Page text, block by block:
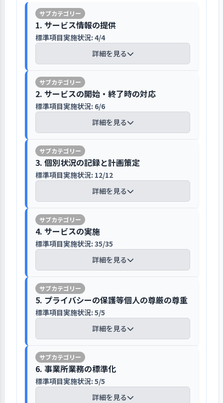
直し等を今年度の目標としている。
職員の意見を尊重し職員主体の運営を心
園内の重要事項の検討は主任・副主任
が各現場の意見を集約し、運営者層会
議で合議・決定し、職員会議で周知・
徹底される。運営層会議は理事長、園
長、主任、副主任で行い最重要事項を
決定している。職員会議は全常勤職員
の参加で行われ情報共有が主たる目的
である。各会議の時間短縮のため会議
書類を見直し口頭の補足説明を省略
し、会議時間の圧縮を図り、職員の負
担軽減を図っている。今後の課題とし
られる。
1. 事業所が目指していることの実現に向け
標準項目実施状況: 7/7
詳細を見る
1. 事業所が目指していること（理念・ビジ
ョン、基本方針など）を周知している
給食会議による保育と調理の連携向
上、労働環境の改善、職員研修を園内
中心に行い外部はオンラインの研修に
参加、災害訓練、情報共有の迅速・正
確性の向上など重要目標を計画してい
る。
重要課題に対して職員の連携意識が高く
問題の解決意識が強い
主任が中心に管理し、１か月ごと見直
し、全体的な計画は半期に一度見直し
ている。新型コロナ禍における保育の
見直し、行事の見直しを職員で話し合
い実行することで、運動会やお遊戯会
が安全に、そして内容の良い家庭的な
行事となり保護者の感謝の声もたくさ
ん頂いている。職員の働く環境の改善
としてノンコンタクトタイムの確保が
でき仕事の能率が上がったとの職員の
声が成果に見られる。職員の連携意識
が高く問題に対する解決意識が強い。
1. 事業所を取り巻く環境について情報を把
握・検討し、課題を抽出している
標準項目実施状況: 6/6
詳細を見る
園のしおり」や入口掲示板に掲示して
いる、アンケート集計による保護者の
理解は「はい」回答５５％で前回より
改善しているがさらに努力が求められ
る。日常的な意見・要望・苦情の窓口
は担任もしくは主任が受け付け、職員
個人・クラスレベルで解決が可能なも
のは、主任や施設長とのやりとりで改
善の実行をし、組織全体で改善が必要
なものは運営者層会議で検討し、職員
会議で周知・改善しお便りなどで利用
子育て広場事業で地域の子育てを支援し
ている
地域で子育てをしている親の支援とし
て子育て広場事業を行いホームページ
で開催日や内容を案内している。子育
て広場事業では育児相談の他、月に２
回の身体測定やイベントや離乳食の講
習会なども実施している、今年度はコ
ホームページに事業報告書・現況報告
書、福祉サービス第三者評価結果、苦
情内容と対応状況などを公開し透明性
を高めている。昨年は新型コロナウイ
ルスの影響により、ボランティア・職場
できなかったが、今年度は実習生の受
け入れを４名決定している。
感染防止や事故防止など職員会議でミニ
研修を行い徹底している
感染症拡大防止マニュアル、危機管理
安全対策マニュアル、災害時避難計画
る。新人は連盟主催の新任研修の中で
危機管理や事故防止対策研修が行われ
理解を深めている。また、看護師が主
導となり全職員に、AED研修やエピペン
の取り扱い研修、事故（窒息、打撲、
や処置方法などを職員会議でミニ研修
として毎月行っている。昨年より水害
を想定した避難訓練を行い、職員や子
ども達と水害時の避難方法について理
解を深めている。
守秘義務の徹底に関する研修を行い宣誓
書を提出し徹底している
個人情報管理規定を定め、入職時に個
や守秘義務の徹底に関する研修を行い
宣誓書を提出し徹底している。保育内
容はサーバーにて一元管理しソフトで
情報漏洩の防止管理している。重要性
の高い個人情報は管理職で管理してい
る。紙ベースの個人情報は鍵のかかる
書庫に保管している。災害時や業務連
絡など迅速な情報共有が必要な際は、
ラインを利用し伝達している。また、
職員のアクセス管理等は管理職が行
が一層困難になる環境に備えて、新人マ
ニュアルの整備、チューター制など相
談育成体制、個別育成計画、研修計画
など育成体系の見直しとパンフレット
化が望まれる。
対話型研修を重視して職員育成を図って
いる
現任職員はキャリアアップに従って、個
人別目標を立て研修に参加している。
新型コロナの影響で外部研修はほとん
どが中止になったので、内部研修に力
を入れてインプット研修（知識・視野
拡大研修）、アウトプット研修（対話
型参加研修）に分け実施している。内
容として「子どもの主体性を育む保
育」の動画を視聴し、関わり方や環境
設定を話し合い、その後園内の子ども
の姿をビデオ撮影し、どのような育ち
の姿が見られるか話し合っている。外
部研修もオンライン研修の体制が整備
いる。
話しやすい働きやすい職場づくりに努め
働きやすい職場づくりのために、人材
を確保し休みがとり易く、負担の軽減
を図り長く働ける職場づくりに努めて
いる。職場のコミュニケーション向上
る（その１）
【前年度の重要課題に対する組織的な活
動（評価機関によるまとめ）】
（職員の育成と研修）
職員はキャリアアップに従って、個人別
目標を立て研修に参加している。新型コ
ロナの影響で外部研修はほとんどが中止
になったので、内部研修に力を入れてイ
ンプット研修（知識・視野拡大研修）、
分け実施している。年間目標として「子
どもの主体性を育む保育」を取り上げ、
継続的に研修を実施している。S先生とI
先生の研修動画を活用し、主体性を知識
として学び、職員間で話し合い、その後
オ録画し、話し合って実践に努めてい
る。特に行事の見直しでは「行事はやめ
ない、子ども主体に見直す」ことを話し
合い、プールやお泊り保育、運動会やお
遊戯会等を安全に、子どもの意思を尊重
した内容の良い家庭的な行事となるよう
に工夫している。日常保育では子どもの
遊ぶ時間の保証を話し合いまた、保育日
誌に子どもの姿と主体性の学びを意識し
て記録している。また、外部研修もオン
ライン研修の体制が整備されてきたので
積極的な参加を進めている。
【評語】
1. サービス情報の提供
標準項目実施状況: 4/4
詳細を見る
【講評】
ホームページやパンフレットで園の情
報をわかりやすく提供している
ホームページに保育目標、保育の姿
勢、クラス編成、一日の流れ、行事の
内容、保育時間、保育メニューの他、
地域の子育て家庭を対象とした子育て
広場「きらきら」や一時保育などにつ
いて、利用希望者が知りたい内容を写
真を添えてわかりやすく明記し情報提
供している。また、事業報告書や福祉
サービス第三者評価結果など園の運営
状況を公開している。パンフレットを
作成し見学者や子育て広場、一時保育
いる。
見学者に園の特徴を丁寧に説明し園生
活の理解に繋げている
ことを基本とするが、子どもの活動し
ている１０時頃の見学を勧め子どもの
姿や保育士の関わりの実際の場面を見
学してもらっている。園長、副園長が
2. サービスの開始・終了時の対応
標準項目実施状況: 6/6
詳細を見る
【講評】
入園のしおりを基に保育方針や園生活
についてわかりやすく説明している
コロナ禍での入園説明会は人数制限と
時間差などの工夫で安全に実施してい
る。入園のしおりに沿って理念、方
針、目標、家庭と保育園の役割分担、
苦情解決制度について園長が説明し、
園と家庭が車の両輪となって共に子育
てしていく関係を大切にしていること
を伝えている。園生活に必要な持ち物
については写真で示す他、見本コーナ
ーを設置し実物を用意することで保護
者にわかりやすく伝えている。在園児
や方針を明記し知らせている。入園の
しおりは子育て広場「きらきら」に設
置し自由に閲覧できるようにしてい
3. 個別状況の記録と計画策定
標準項目実施状況: 12/12
詳細を見る
【講評】
一貫性のある指導計画と、定期的な振
り返りで保育の質の向上に努めている
全体的な指導計画を基に年齢別指導計
画、月間指導計画、週案を立案してい
る。計画には養護・教育のねらいと保
育内容、予想される子どもの活動、保
育者の配慮と環境を記載している。
日々の振り返りは保育日誌に記録し、
子どもの姿やエピソードから子どもの
心の動きを探り自己評価をおこなって
いる。週、月、期ごとの定期的な振り
返りの中で明確となった課題は、次期
4. サービスの実施
標準項目実施状況: 35/35
詳細を見る
1．子ども一人ひとりの発達の状態に応じた
保育を行っている
発達の過程や生活環境などによ
り、子ども一人ひとりの全体的な姿
を把握したうえで保育を行っている
5. プライバシーの保護等個人の尊厳の尊重
標準項目実施状況: 5/5
詳細を見る
【講評】
一人ひとりの子どもの意思や主体性を
尊重した関わりに努めている
6. 事業所業務の標準化
標準項目実施状況: 5/5
詳細を見る